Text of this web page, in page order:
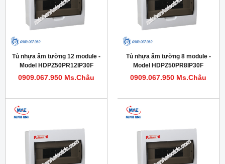
Tủ nhựa âm tường 12 module -
Model HDPZ50PR12IP30F
0909.067.950 Ms.Châu
Tủ nhựa âm tường 8 module -
Model HDPZ50PR8IP30F
0909.067.950 Ms.Châu